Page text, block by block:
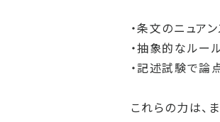
・条文のニュア
・抽象的なルー
・記述試験で論
これらの力は、